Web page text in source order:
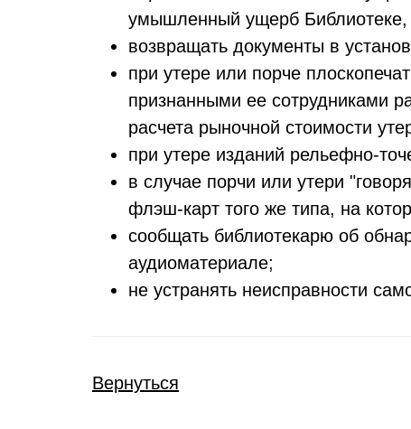
умышленный ущерб Библиотеке,
возвращать документы в
при утере или порче
признанными ее сотрудниками
расчета рыночной стоимости
при утере изданий рельефно-
в случае порчи или утери
флэш-карт того же типа, на
сообщать библиотекарю об
аудиоматериале;
не устранять неисправности
Вернуться